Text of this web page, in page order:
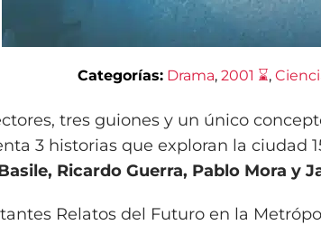
Categorías: Drama, 2001 ⌛,
tres guiones y un único
3 historias que exploran la ciudad
Ricardo Guerra, Pablo Mora y
Relatos del Futuro en la